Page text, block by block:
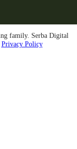
family. Serba Digital
Privacy Policy